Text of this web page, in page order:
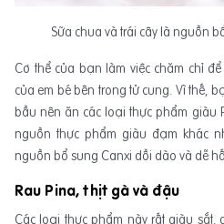
Sữa chua và trái cây là nguồn
Cơ thể của bạn làm việc chăm chỉ
của em bé bên trong tử cung. Vì thế,
bầu nên ăn các loại thực phẩm giàu
nguồn thực phẩm giàu đạm khác
nguồn bổ sung Canxi dồi dào và dễ
Rau Pina, thịt gà và đậu
Các loại thực phẩm này rất giàu